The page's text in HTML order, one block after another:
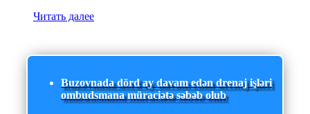
Читать далее
Buzovnada dörd ay davam edən drenaj işləri
ombudsmana müraciətə səbəb olub